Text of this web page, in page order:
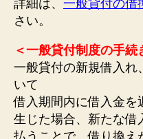
詳細は、 一般貸付の借
さい。
＜一般貸付制度の手続
一般貸付の新規借入れ
いて
借入期間内に借入金を
生じた場合、新たな借
払うことで、借り換え